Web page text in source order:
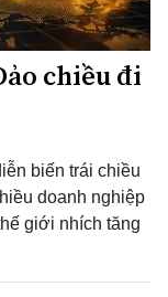
chiều đi
biến trái chiều
doanh nghiệp
giới nhích tăng